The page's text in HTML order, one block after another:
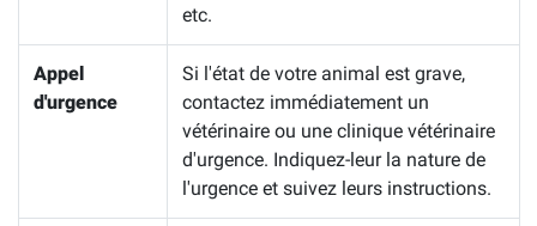
etc.
Appel
d'urgence
Si l'état de votre animal est grave,
contactez immédiatement un
vétérinaire ou une clinique vétérinaire
d'urgence. Indiquez-leur la nature de
l'urgence et suivez leurs instructions.